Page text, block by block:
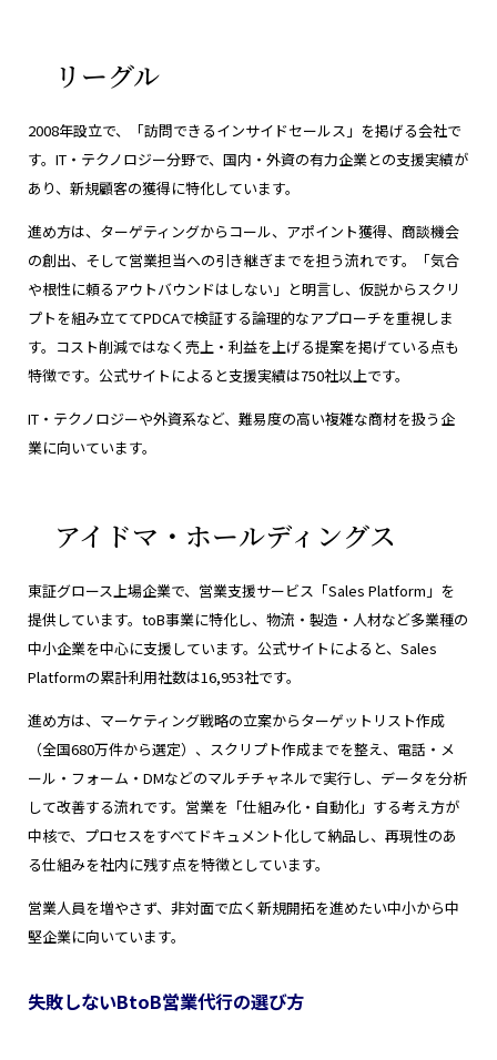
リーグル
2008年設立で、「訪問できるインサイドセールス」を掲げる会社で
す。IT・テクノロジー分野で、国内・外資の有力企業との支援実績が
あり、新規顧客の獲得に特化しています。
進め方は、ターゲティングからコール、アポイント獲得、商談機会
の創出、そして営業担当への引き継ぎまでを担う流れです。「気合
や根性に頼るアウトバウンドはしない」と明言し、仮説からスクリ
プトを組み立ててPDCAで検証する論理的なアプローチを重視しま
す。コスト削減ではなく売上・利益を上げる提案を掲げている点も
特徴です。公式サイトによると支援実績は750社以上です。
IT・テクノロジーや外資系など、難易度の高い複雑な商材を扱う企
業に向いています。
アイドマ・ホールディングス
東証グロース上場企業で、営業支援サービス「Sales Platform」を
提供しています。toB事業に特化し、物流・製造・人材など多業種の
中小企業を中心に支援しています。公式サイトによると、Sales
Platformの累計利用社数は16,953社です。
進め方は、マーケティング戦略の立案からターゲットリスト作成
（全国680万件から選定）、スクリプト作成までを整え、電話・メ
ール・フォーム・DMなどのマルチチャネルで実行し、データを分析
して改善する流れです。営業を「仕組み化・自動化」する考え方が
中核で、プロセスをすべてドキュメント化して納品し、再現性のあ
る仕組みを社内に残す点を特徴としています。
営業人員を増やさず、非対面で広く新規開拓を進めたい中小から中
堅企業に向いています。
失敗しないBtoB営業代行の選び方